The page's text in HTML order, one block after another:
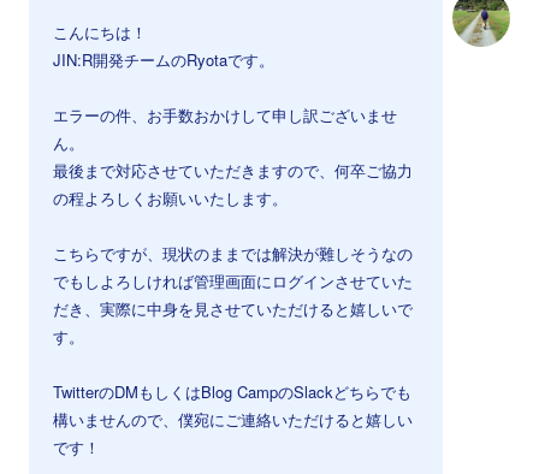
こんにちは！
JIN:R開発チームのRyotaです。
エラーの件、お手数おかけして申し訳ございませ
ん。
最後まで対応させていただきますので、何卒ご協力
の程よろしくお願いいたします。
こちらですが、現状のままでは解決が難しそうなの
でもしよろしければ管理画面にログインさせていた
だき、実際に中身を見させていただけると嬉しいで
す。
TwitterのDMもしくはBlog CampのSlackどちらでも
構いませんので、僕宛にご連絡いただけると嬉しい
です！